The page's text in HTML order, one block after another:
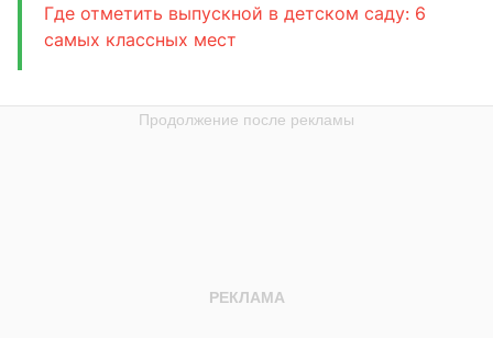
Где отметить выпускной в детском саду: 6
самых классных мест